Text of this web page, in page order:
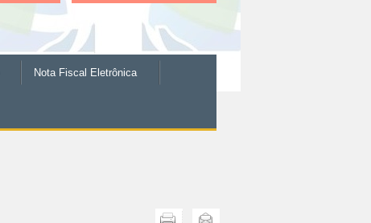
Nota Fiscal Eletrônica
Enviar